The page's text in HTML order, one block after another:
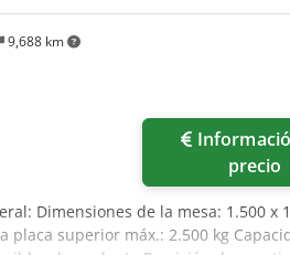
9,688 km
precio
Dimensiones de la mesa: 1.500 x
placa superior máx.: 2.500 kg